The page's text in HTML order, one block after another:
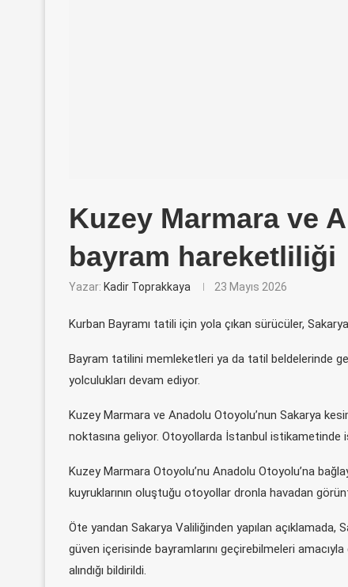
Kuzey Marmara ve
bayram hareketliliği
Yazar: Kadir Toprakkaya 23 Mayıs 2026
Kurban Bayramı tatili için yola çıkan sürücüler,
Bayram tatilini memleketleri ya da tatil beldelerinde
yolculukları devam ediyor.
Kuzey Marmara ve Anadolu Otoyolu’nun Sakarya
noktasına geliyor. Otoyollarda İstanbul istikametinde
Kuzey Marmara Otoyolu’nu Anadolu Otoyolu’na
kuyruklarının oluştuğu otoyollar dronla havadan
Öte yandan Sakarya Valiliğinden yapılan açıklamada,
güven içerisinde bayramlarını geçirebilmeleri
alındığı bildirildi.